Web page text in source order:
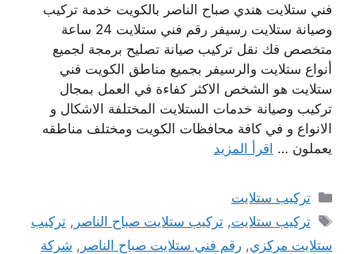
فني ستلايت هندي صباح الناصر بالكويت خدمة تركيب
وصيانة ستلايت رسيفر رقم فني ستلايت 24 ساعة
متخصص فك نقل تركيب صيانة تصليح برمجة لجميع
أنواع ستلايت والرسيفر بجميع مناطق الكويت فني
ستلايت هو الشخص الاكثر كفاءة في العمل بمجال
تركيب وصيانة خدمات الستلايت المختلفة الاشكال و
الانواع و في كافة محافظات الكويت ومختلف مناطقه
يعملون … اقرأ المزيد
التصنيفات
تركيب ستلايت
الوسوم
تركيب ستلايت,تركيب ستلايت صباح الناصر ,تركيب
ستلايت مركزي, رقم فني ستلايت صباح الناصر , شركة